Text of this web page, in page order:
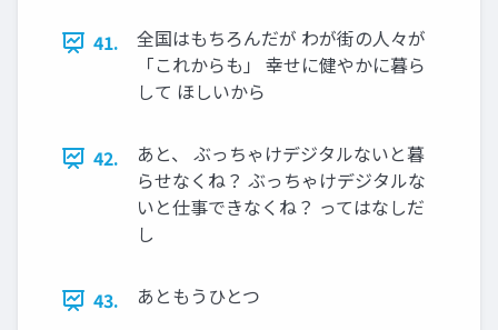
41.
全国はもちろんだが わが街の人々が
「これからも」 幸せに健やかに暮ら
して ほしいから
42.
あと、 ぶっちゃけデジタルないと暮
らせなくね？ ぶっちゃけデジタルな
いと仕事できなくね？ ってはなしだ
し
43. あともうひとつ